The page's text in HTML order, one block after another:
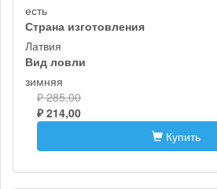
есть
Страна изготовления
Латвия
Вид ловли
зимняя
₽ 285,00
₽ 214,00
Купить